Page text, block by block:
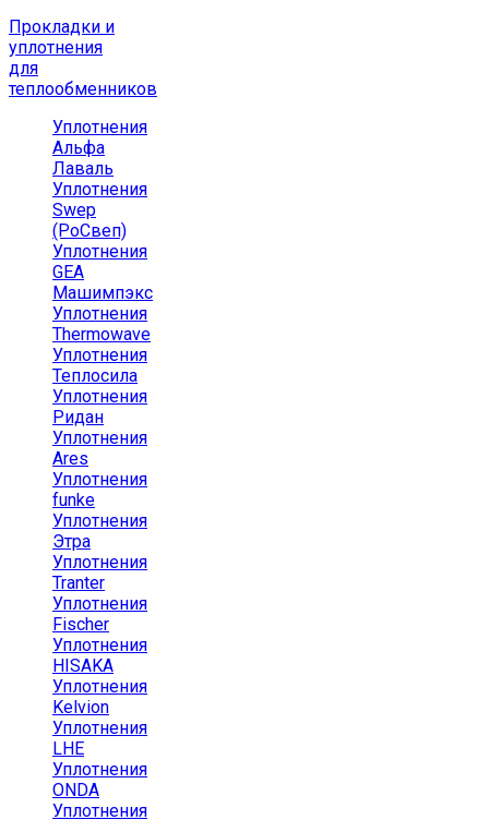
Прокладки и
уплотнения
для
теплообменников
Уплотнения
Альфа
Лаваль
Уплотнения
Swep
(РоСвеп)
Уплотнения
GEA
Машимпэкс
Уплотнения
Thermowave
Уплотнения
Теплосила
Уплотнения
Ридан
Уплотнения
Ares
Уплотнения
funke
Уплотнения
Этра
Уплотнения
Tranter
Уплотнения
Fischer
Уплотнения
HISAKA
Уплотнения
Kelvion
Уплотнения
LHE
Уплотнения
ONDA
Уплотнения